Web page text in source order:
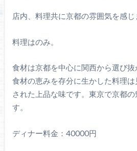
店内、料理共に京都の雰囲気を感じ
料理はのみ。
食材は京都を中心に関西から選び抜
食材の恵みを存分に生かした料理
された上品な味です。東京で京都
す。
ディナー料金：40000円